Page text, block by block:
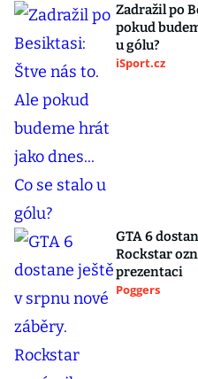
Zadražil po
pokud
u gólu?
iSport.cz
GTA 6
Rockstar
prezentaci
Poggers